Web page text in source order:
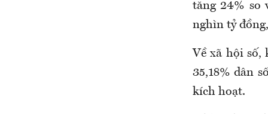
tăng 24% so
nghìn tỷ
Về xã hội số,
35,18% dân
kích hoạt.